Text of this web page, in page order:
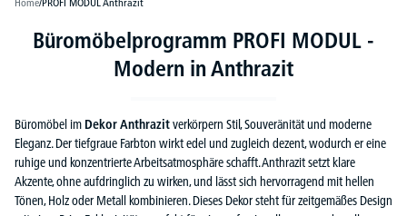
Büromöbelprogramm PROFI MODUL -
Modern in Anthrazit
Büromöbel im Dekor Anthrazitverkörpern Stil, Souveränität und moderne
Eleganz. Der tiefgraue Farbton wirkt edel und zugleich dezent, wodurch er eine
ruhige und konzentrierte Arbeitsatmosphäre schafft. Anthrazit setzt klare
Akzente, ohne aufdringlich zu wirken, und lässt sich hervorragend mit hellen
Tönen, Holz oder Metall kombinieren. Dieses Dekor steht für zeitgemäßes Design